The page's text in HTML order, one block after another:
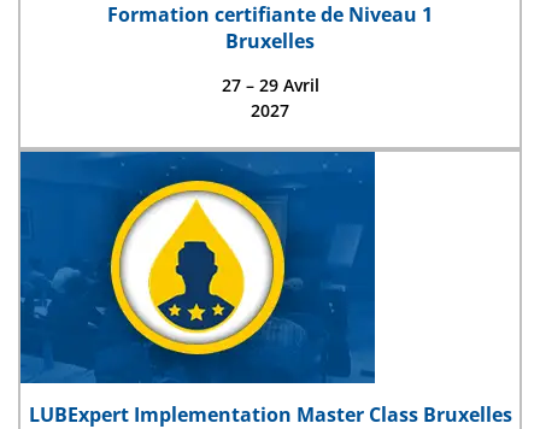
Formation certifiante de Niveau 1
Bruxelles
27 – 29 Avril
2027
LUBExpert Implementation Master Class Bruxelles